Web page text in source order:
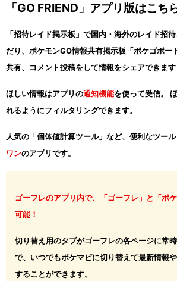
「GO FRIEND」アプリ版はこち
「招待レイド掲示板」で国内・海外のレイド招
だり、ポケモンGO情報共有掲示板「ポケゴボー
共有、コメント投稿をして情報をシェアできます
ほしい情報はアプリの通知機能を使って受信。
れるようにフィルタリングできます。
人気の「個体値計算ツール」など、便利なツー
ワンのアプリです。
ゴーフレのアプリ内で、「ゴーフレ」と「ポ
可能！
切り替え用のタブがゴーフレの各ページに常
で、いつでもポケマピに切り替えて最新情報
することができます。